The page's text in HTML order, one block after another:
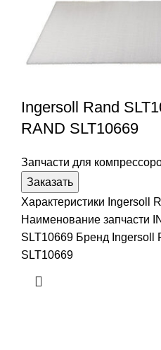
Ingersoll Rand
RAND SLT10669
Запчасти для
Заказать
Характеристики
Наименование запчасти
SLT10669 Бренд
SLT10669